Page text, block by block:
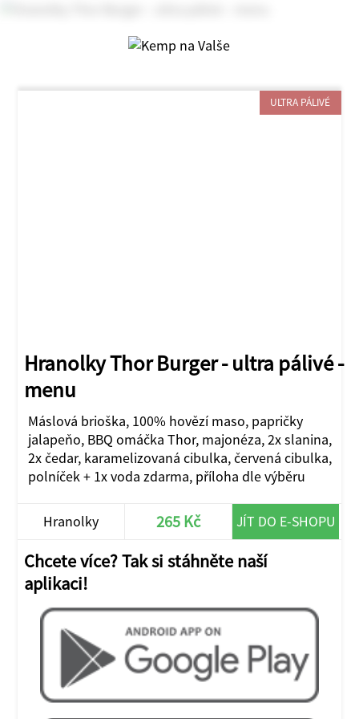
ULTRA PÁLIVÉ
Hranolky Thor Burger - ultra pálivé -
menu
Máslová brioška, 100% hovězí maso, papričky
jalapeňo, BBQ omáčka Thor, majonéza, 2x slanina,
2x čedar, karamelizovaná cibulka, červená cibulka,
polníček + 1x voda zdarma, příloha dle výběru
Hranolky 265 Kč JÍT DO E-SHOPU
Chcete více? Tak si stáhněte naší
aplikaci!